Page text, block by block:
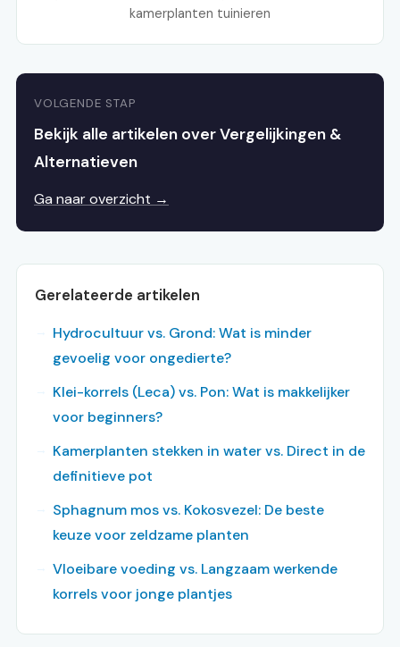
kamerplanten tuinieren
VOLGENDE STAP
Bekijk alle artikelen over Vergelijkingen &
Alternatieven
Ga naar overzicht →
Gerelateerde artikelen
Hydrocultuur vs. Grond: Wat is minder
gevoelig voor ongedierte?
Klei-korrels (Leca) vs. Pon: Wat is makkelijker
voor beginners?
Kamerplanten stekken in water vs. Direct in de
definitieve pot
Sphagnum mos vs. Kokosvezel: De beste
keuze voor zeldzame planten
Vloeibare voeding vs. Langzaam werkende
korrels voor jonge plantjes